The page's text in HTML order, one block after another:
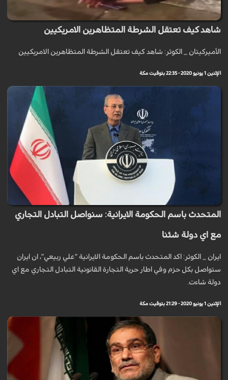
شاهد كيف تعتقل الشرطة المتظاهرين الامريكيين
الأميركيتان _ الكوثر: شاهد كيف تعتقل الشرطة المتظاهرين الامريكيين
الإثنين 1 يونيو 2020 - 22:35 بتوقيت مكة
المتحدث باسم الحكومة الايرانية: سنواصل التبادل التجاري
مع اي دولة شئنا
ايران _ الكوثر: اكد المتحدث باسم الحكومة الايرانية "علي ربيعي"، ان ايران
ستواصل بكل حزم وفي اطار حرية التجارة القانونية التبادل التجاري مع اي
دولة شاءت.
الإثنين 1 يونيو 2020 - 21:29 بتوقيت مكة